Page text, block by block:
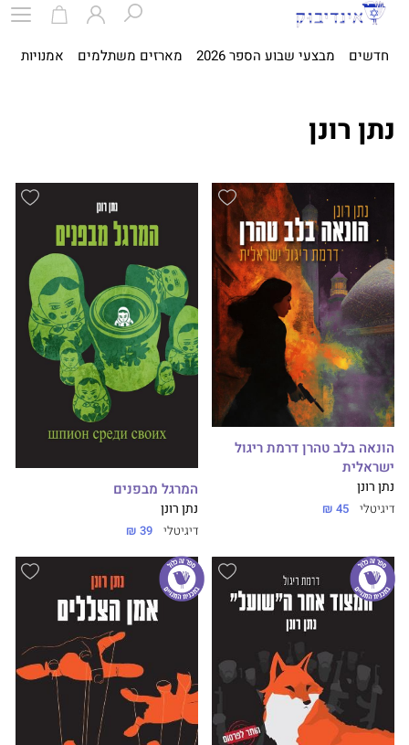
חדשים מבצעי שבוע הספר 2026 מארזים משתלמים אמנויות
נתן רונן
הונאה בלב טהרן דרמת ריגול
ישראלית
נתן רונן
דיגיטלי 45 ₪
המרגל מבפנים
נתן רונן
דיגיטלי 39 ₪